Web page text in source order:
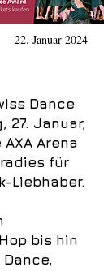
22. Januar 2024
Dance
27. Januar,
Arena
für
Liebhaber.
bis hin